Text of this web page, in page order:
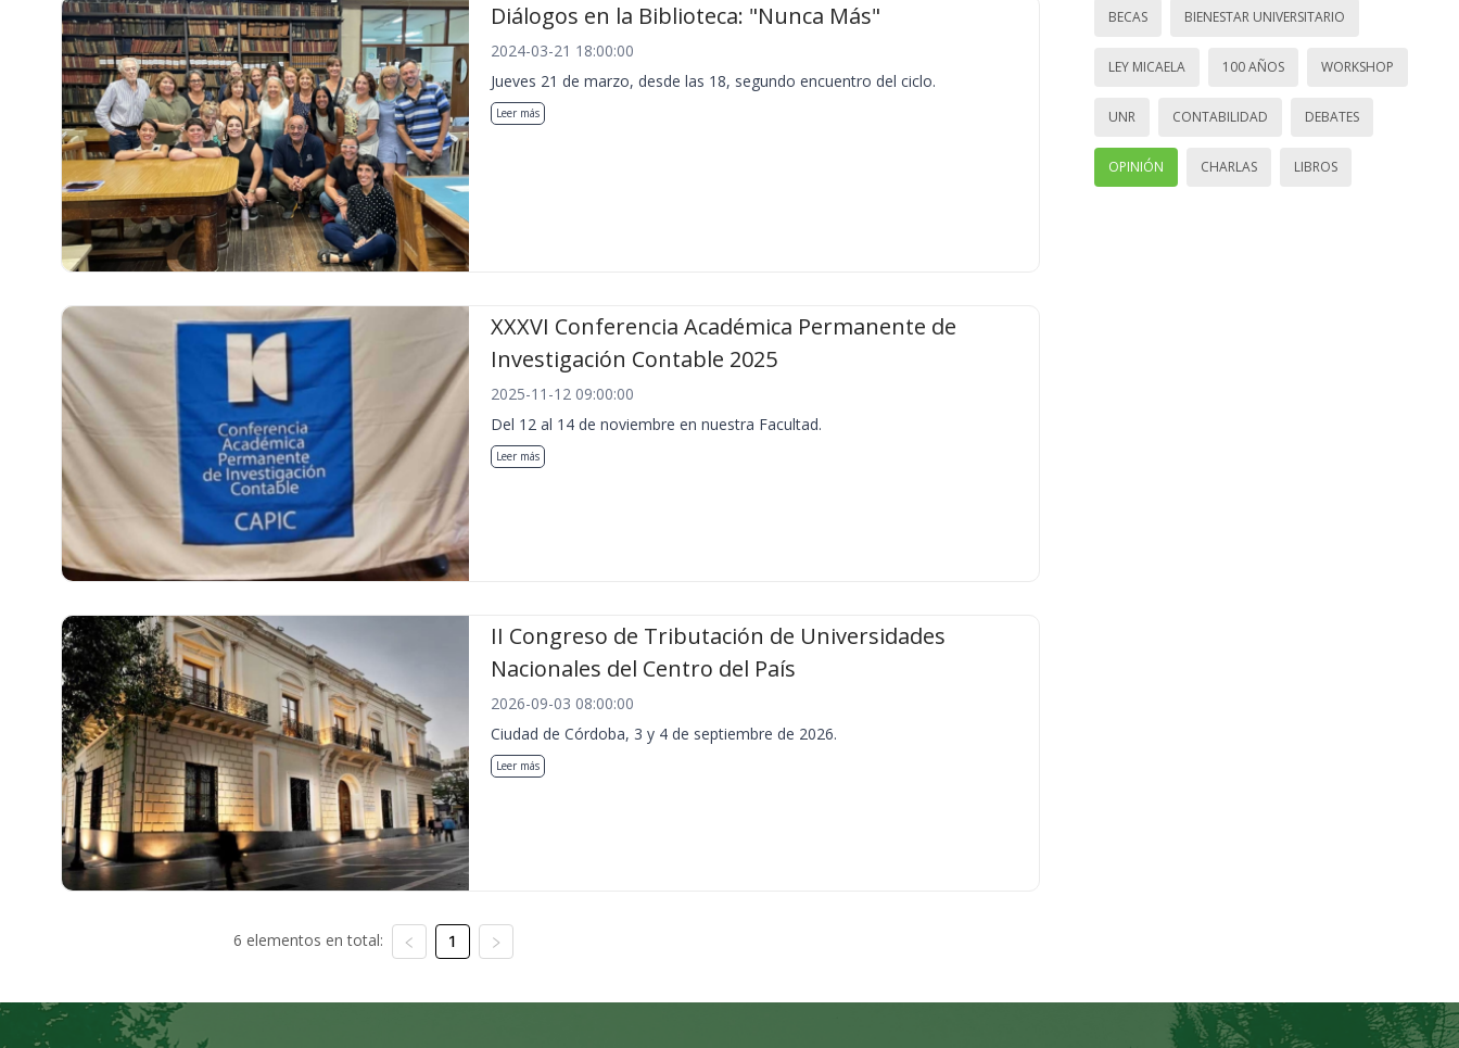
Diálogos en la Biblioteca: "Nunca Más"
2024-03-21 18:00:00
Jueves 21 de marzo, desde las 18, segundo encuentro del ciclo.
Leer más
XXXVI Conferencia Académica Permanente de
Investigación Contable 2025
2025-11-12 09:00:00
Del 12 al 14 de noviembre en nuestra Facultad.
Leer más
II Congreso de Tributación de Universidades
Nacionales del Centro del País
2026-09-03 08:00:00
Ciudad de Córdoba, 3 y 4 de septiembre de 2026.
Leer más
6 elementos en total: 1
BECAS BIENESTAR UNIVERSITARIO
LEY MICAELA 100 AÑOS WORKSHOP
UNR CONTABILIDAD DEBATES
OPINIÓN CHARLAS LIBROS